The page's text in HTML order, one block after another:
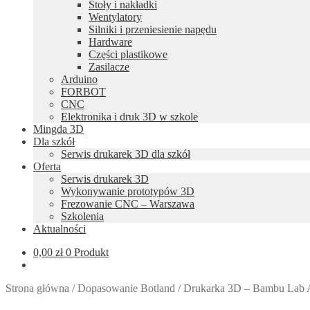
Stoły i nakładki
Wentylatory
Silniki i przeniesienie napędu
Hardware
Części plastikowe
Zasilacze
Arduino
FORBOT
CNC
Elektronika i druk 3D w szkole
Mingda 3D
Dla szkół
Serwis drukarek 3D dla szkół
Oferta
Serwis drukarek 3D
Wykonywanie prototypów 3D
Frezowanie CNC – Warszawa
Szkolenia
Aktualności
0,00 zł 0 Produkt
Strona główna /Dopasowanie Botland /Drukarka 3D – Bambu Lab